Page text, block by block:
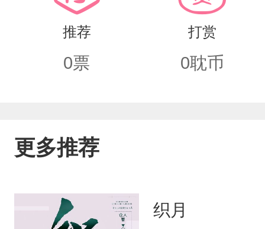
推荐
0票
打赏
0耽币
更多推荐
织月